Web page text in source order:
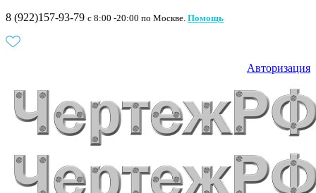
8 (922)157-93-79 c 8:00 -20:00 по Москве. Помощь
Авторизация